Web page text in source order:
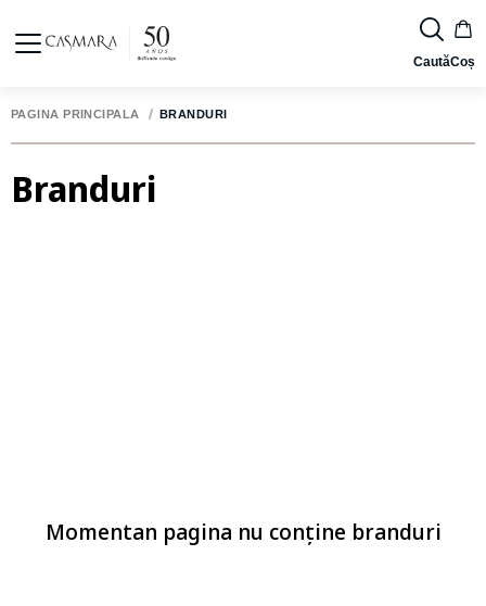
CautăCoș
PAGINA PRINCIPALĂ BRANDURI
Branduri
Momentan pagina nu conține branduri